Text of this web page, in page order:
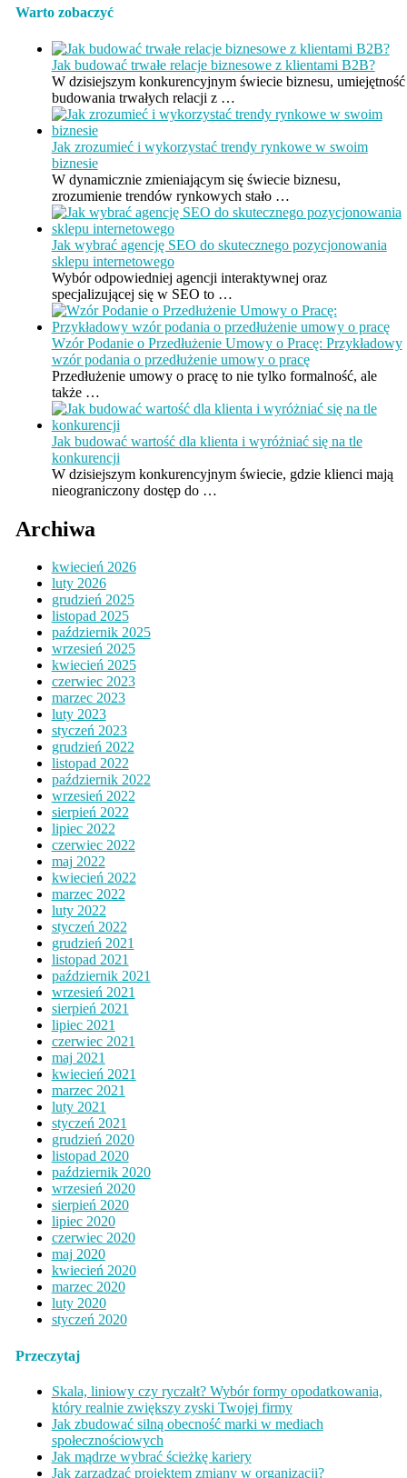
Warto zobaczyć
Jak budować trwałe relacje biznesowe z klientami B2B?
W dzisiejszym konkurencyjnym świecie biznesu, umiejętność
budowania trwałych relacji z …
Jak zrozumieć i wykorzystać trendy rynkowe w swoim
biznesie
W dynamicznie zmieniającym się świecie biznesu,
zrozumienie trendów rynkowych stało …
Jak wybrać agencję SEO do skutecznego pozycjonowania
sklepu internetowego
Wybór odpowiedniej agencji interaktywnej oraz
specjalizującej się w SEO to …
Wzór Podanie o Przedłużenie Umowy o Pracę: Przykładowy
wzór podania o przedłużenie umowy o pracę
Przedłużenie umowy o pracę to nie tylko formalność, ale
także …
Jak budować wartość dla klienta i wyróżniać się na tle
konkurencji
W dzisiejszym konkurencyjnym świecie, gdzie klienci mają
nieograniczony dostęp do …
Archiwa
kwiecień 2026
luty 2026
grudzień 2025
listopad 2025
październik 2025
wrzesień 2025
kwiecień 2025
czerwiec 2023
marzec 2023
luty 2023
styczeń 2023
grudzień 2022
listopad 2022
październik 2022
wrzesień 2022
sierpień 2022
lipiec 2022
czerwiec 2022
maj 2022
kwiecień 2022
marzec 2022
luty 2022
styczeń 2022
grudzień 2021
listopad 2021
październik 2021
wrzesień 2021
sierpień 2021
lipiec 2021
czerwiec 2021
maj 2021
kwiecień 2021
marzec 2021
luty 2021
styczeń 2021
grudzień 2020
listopad 2020
październik 2020
wrzesień 2020
sierpień 2020
lipiec 2020
czerwiec 2020
maj 2020
kwiecień 2020
marzec 2020
luty 2020
styczeń 2020
Przeczytaj
Skala, liniowy czy ryczałt? Wybór formy opodatkowania,
który realnie zwiększy zyski Twojej firmy
Jak zbudować silną obecność marki w mediach
społecznościowych
Jak mądrze wybrać ścieżkę kariery
Jak zarządzać projektem zmiany w organizacji?